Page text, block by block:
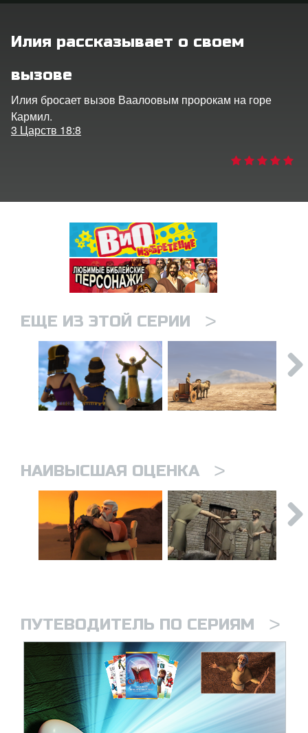
Илия рассказывает о своем
вызове
Илия бросает вызов Ваалоовым пророкам на горе
Кармил.
3 Царств 18:8
ЕЩЕ ИЗ ЭТОЙ СЕРИИ >
НАИВЫСШАЯ ОЦЕНКА >
ПУТЕВОДИТЕЛЬ ПО СЕРИЯМ >